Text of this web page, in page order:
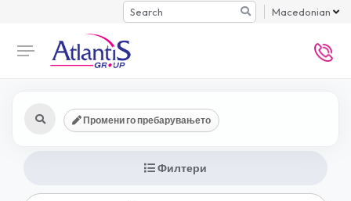
Search Macedonian
Промени го пребарувањето
Филтери